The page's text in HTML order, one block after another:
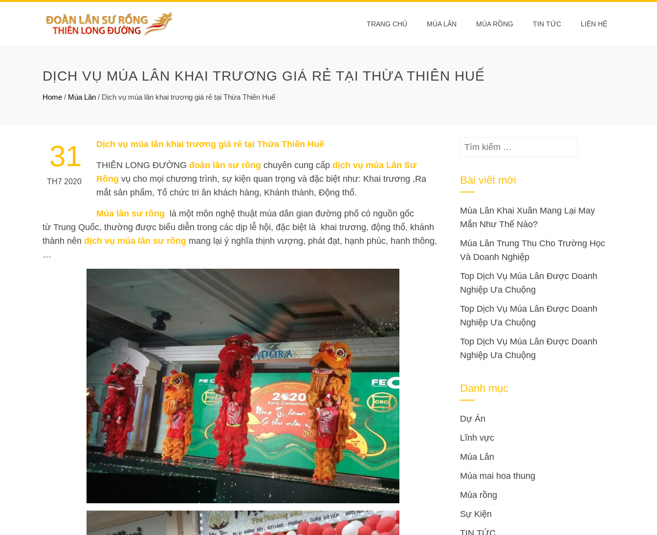
TRANG CHỦ MÚA LÂN MÚA RỒNG TIN TỨC LIÊN HỆ
DỊCH VỤ MÚA LÂN KHAI TRƯƠNG GIÁ RẺ TẠI THỪA THIÊN HUẾ
Home / Múa Lân / Dịch vụ múa lân khai trương giá rẻ tại Thừa Thiên Huế
31
TH7 2020
Dịch vụ múa lân khai trương giá rẻ tại Thừa Thiên Huế
THIÊN LONG ĐƯỜNG đoàn lân sư rồng chuyên cung cấp dịch vụ múa Lân Sư
Rồng vụ cho mọi chương trình, sự kiện quan trọng và đặc biệt như: Khai trương ,Ra
mắt sản phẩm, Tổ chức tri ân khách hàng, Khánh thành, Động thổ.
Múa lân sư rồng là một môn nghệ thuật múa dân gian đường phố có nguồn gốc
từ Trung Quốc, thường được biểu diễn trong các dịp lễ hội, đặc biệt là khai trương, động thổ, khánh
thành nên dịch vụ múa lân sư rồng mang lại ý nghĩa thịnh vượng, phát đạt, hạnh phúc, hanh thông,
…
Tìm
Bài viết mới
Múa Lân Khai Xuân Mang Lại May
Mắn Như Thế Nào?
Múa Lân Trung Thu Cho Trường Học
Và Doanh Nghiệp
Top Dịch Vụ Múa Lân Được Doanh
Nghiệp Ưa Chuộng
Top Dịch Vụ Múa Lân Được Doanh
Nghiệp Ưa Chuộng
Top Dịch Vụ Múa Lân Được Doanh
Nghiệp Ưa Chuộng
Danh mục
Dự Án
Lĩnh vực
Múa Lân
Múa mai hoa thung
Múa rồng
Sự Kiện
TIN TỨC